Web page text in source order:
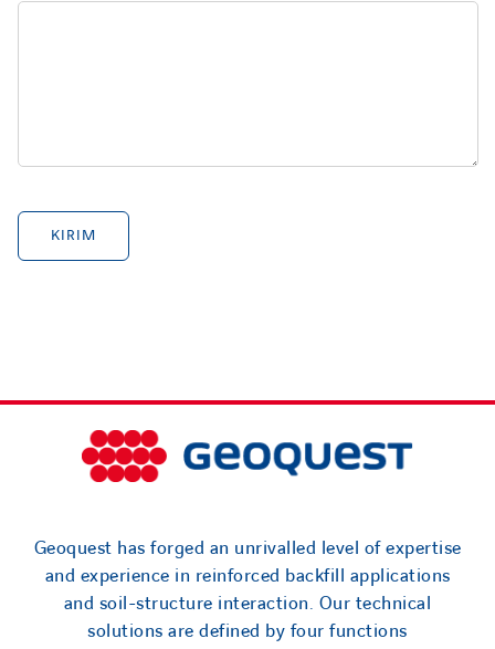
Geoquest has forged an unrivalled level of expertise
and experience in reinforced backfill applications
and soil-structure interaction. Our technical
solutions are defined by four functions